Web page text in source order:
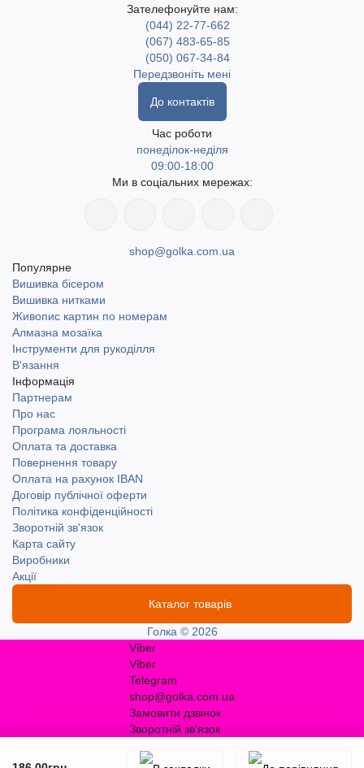
Зателефонуйте нам:
(044) 22-77-662
(067) 483-65-85
(050) 067-34-84
Передзвоніть мені
До контактів
Час роботи
понеділок-неділя
09:00-18:00
Ми в соціальних мережах:
shop@golka.com.ua
Популярне
Вишивка бісером
Вишивка нитками
Живопис картин по номерам
Алмазна мозаїка
Інструменти для рукоділля
В'язання
Інформація
Партнерам
Про нас
Програма лояльності
Оплата та доставка
Повернення товару
Оплата на рахунок IBAN
Договір публічної оферти
Політика конфіденційності
Зворотній зв'язок
Карта сайту
Виробники
Акції
Каталог товарів
Голка © 2026
Viber
Viber
Telegram
shop@golka.com.ua
Замовити дзвінок
Зворотній зв'язок